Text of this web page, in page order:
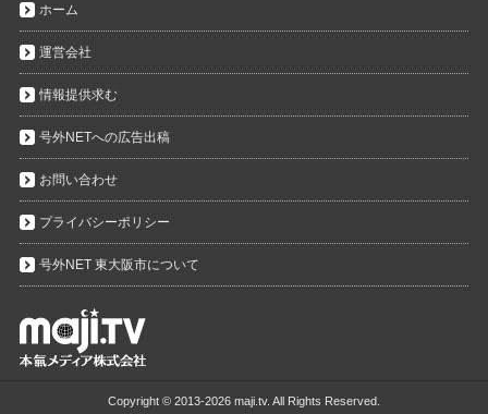
ホーム
運営会社
情報提供求む
号外NETへの広告出稿
お問い合わせ
プライバシーポリシー
号外NET 東大阪市について
Copyright © 2013-2026 maji.tv. All Rights Reserved.